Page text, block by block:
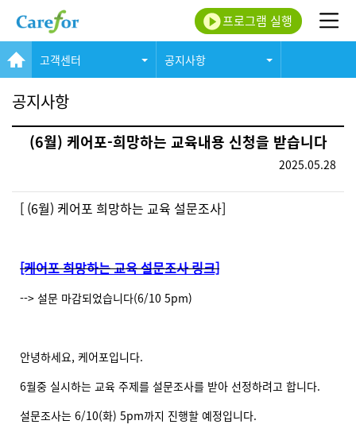
프로그램 실행
고객센터 공지사항
공지사항
(6월) 케어포-희망하는 교육내용 신청을 받습니다
2025.05.28
[ (6월) 케어포 희망하는 교육 설문조사]
[케어포 희망하는 교육 설문조사 링크]
--> 설문 마감되었습니다(6/10 5pm)
안녕하세요, 케어포입니다.
6월중 실시하는 교육 주제를 설문조사를 받아 선정하려고 합니다.
설문조사는 6/10(화) 5pm까지 진행할 예정입니다.